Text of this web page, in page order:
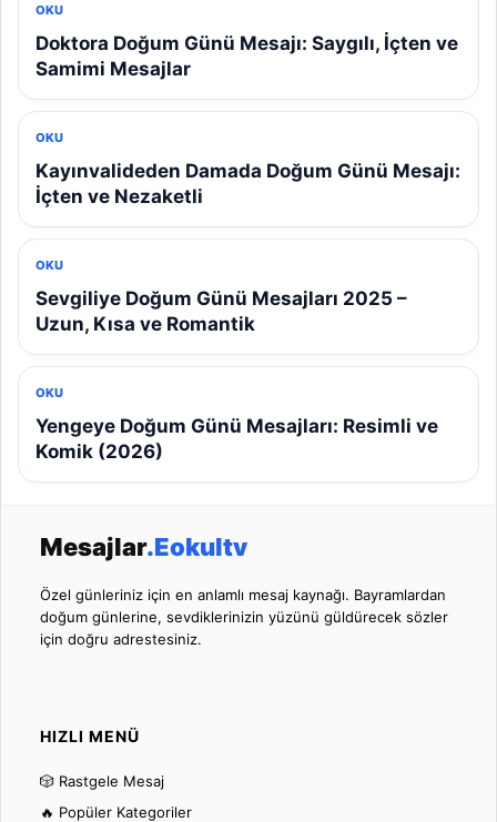
OKU
Doktora Doğum Günü Mesajı: Saygılı, İçten ve
Samimi Mesajlar
OKU
Kayınvalideden Damada Doğum Günü Mesajı:
İçten ve Nezaketli
OKU
Sevgiliye Doğum Günü Mesajları 2025 –
Uzun, Kısa ve Romantik
OKU
Yengeye Doğum Günü Mesajları: Resimli ve
Komik (2026)
Mesajlar.Eokultv
Özel günleriniz için en anlamlı mesaj kaynağı. Bayramlardan
doğum günlerine, sevdiklerinizin yüzünü güldürecek sözler
için doğru adrestesiniz.
HIZLI MENÜ
🎲 Rastgele Mesaj
🔥 Popüler Kategoriler